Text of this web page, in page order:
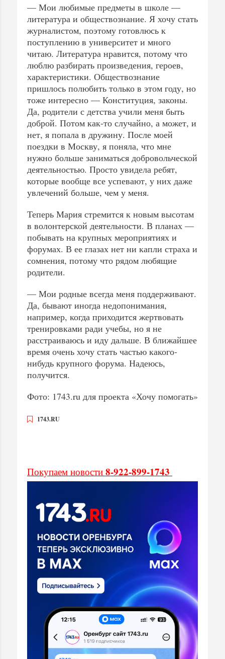
— Мои любимые предметы в школе —
литература и обществознание. Я хочу стать
журналистом, поэтому готовлюсь к
поступлению в университет и много
читаю. Литература нравится, потому что
люблю разбирать произведения, героев,
характеристики. Обществознание
пришлось полюбить только в этом году, но
тоже интересно — Конституция, законы.
Да, родители с детства учили меня быть
доброй. Потом как-то случайно, а может, и
нет, я попала в дружину. После моей
поездки в Москву, я поняла, что мне
нужно больше заниматься добровольческой
деятельностью. Просто увидела ребят,
которые вообще все успевают, у них даже
увлечений больше, чем у меня.
Теперь Мария стремится к новым высотам
в волонтерской деятельности. В планах —
побывать на крупных мероприятиях и
форумах. В ее глазах нет ни капли страха и
сомнения, потому что рядом любящие
родители.
— Мои родные всегда меня поддерживают.
Да, бывают иногда недопонимания,
например, когда приходится жертвовать
тренировками ради учебы, но я не
расстраиваюсь и иду дальше. В ближайшее
время очень хочу стать частью какого-
нибудь крупного форума. Надеюсь,
получится.
Фото: 1743.ru для проекта «Хочу помогать»
1743.RU
Покупаем новости 8-922-899-1743